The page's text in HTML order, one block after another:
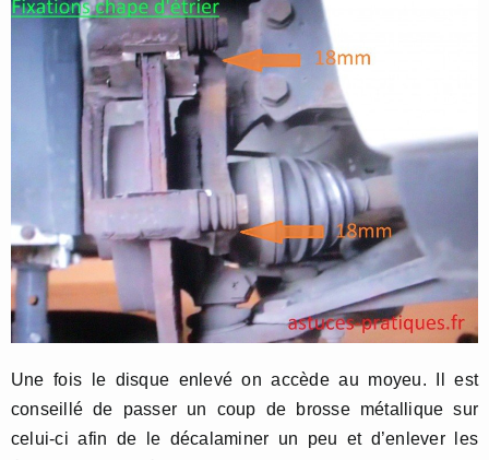
Une fois le disque enlevé on accède au moyeu. Il est
conseillé de passer un coup de brosse métallique sur
celui-ci afin de le décalaminer un peu et d’enlever les